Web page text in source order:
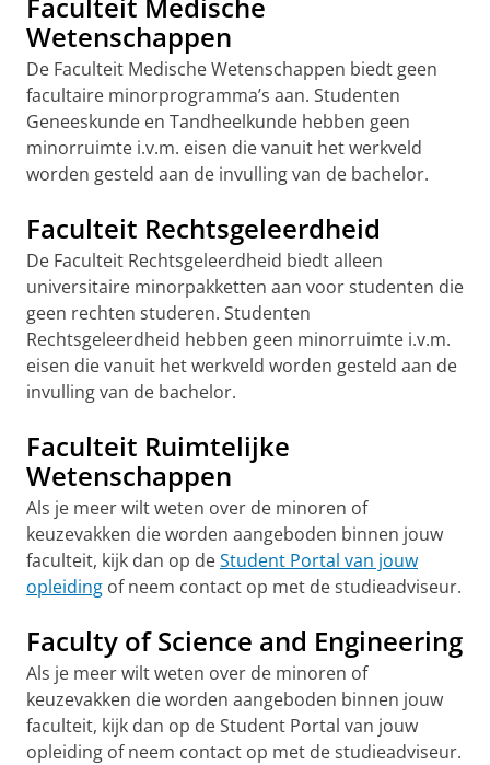
Wetenschappen
De Faculteit Medische Wetenschappen biedt geen
facultaire minorprogramma’s aan. Studenten
Geneeskunde en Tandheelkunde hebben geen
minorruimte i.v.m. eisen die vanuit het werkveld
worden gesteld aan de invulling van de bachelor.
Faculteit Rechtsgeleerdheid
De Faculteit Rechtsgeleerdheid biedt alleen
universitaire minorpakketten aan voor studenten die
geen rechten studeren. Studenten
Rechtsgeleerdheid hebben geen minorruimte i.v.m.
eisen die vanuit het werkveld worden gesteld aan de
invulling van de bachelor.
Faculteit Ruimtelijke
Wetenschappen
Als je meer wilt weten over de minoren of
keuzevakken die worden aangeboden binnen jouw
faculteit, kijk dan op deStudent Portal van jouw
opleiding of neem contact op met de studieadviseur.
Faculty of Science and Engineering
Als je meer wilt weten over de minoren of
keuzevakken die worden aangeboden binnen jouw
faculteit, kijk dan op de Student Portal van jouw
opleiding of neem contact op met de studieadviseur.